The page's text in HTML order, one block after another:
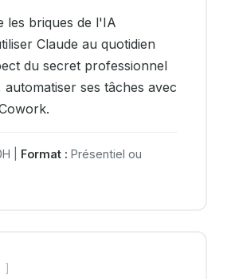
les briques de l'IA
Claude au quotidien
du secret professionnel
automatiser ses tâches avec
| Format : Présentiel ou
]